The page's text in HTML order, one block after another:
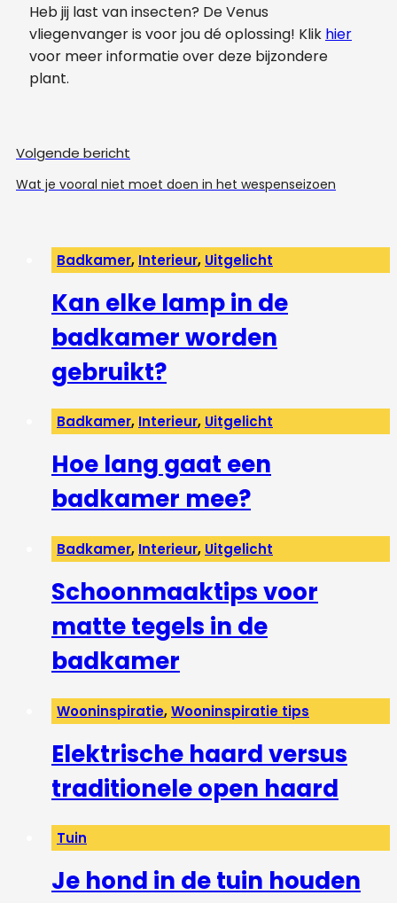
Heb jij last van insecten? De Venus
vliegenvanger is voor jou dé oplossing! Klik hier
voor meer informatie over deze bijzondere
plant.
Volgende bericht
Wat je vooral niet moet doen in het wespenseizoen
Badkamer, Interieur, Uitgelicht
Kan elke lamp in de
badkamer worden
gebruikt?
Badkamer, Interieur, Uitgelicht
Hoe lang gaat een
badkamer mee?
Badkamer, Interieur, Uitgelicht
Schoonmaaktips voor
matte tegels in de
badkamer
Wooninspiratie,Wooninspiratie tips
Elektrische haard versus
traditionele open haard
Tuin
Je hond in de tuin houden